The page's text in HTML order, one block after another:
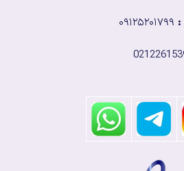
: